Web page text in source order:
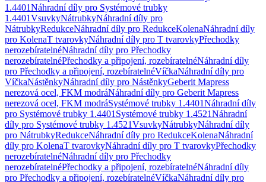
1.4401Náhradní díly pro Systémové trubky
1.4401VsuvkyNátrubkyNáhradní díly pro
NátrubkyRedukceNáhradní díly pro RedukceKolenaNáhradní díly
pro KolenaT tvarovkyNáhradní díly pro T tvarovkyPřechodky
nerozebíratelnéNáhradní díly pro Přechodky
nerozebíratelnéPřechodky a připojení, rozebíratelnéNáhradní díly
pro Přechodky a připojení, rozebíratelnéVíčkaNáhradní díly pro
VíčkaNástěnkyNáhradní díly pro NástěnkyGeberit Mapress
nerezová ocel, FKM modráNáhradní díly pro Geberit Mapress
nerezová ocel, FKM modráSystémové trubky 1.4401Náhradní díly
pro Systémové trubky 1.4401 Systémové trubky 1.4521Náhradní
díly pro Systémové trubky 1.4521VsuvkyNátrubkyNáhradní díly
pro NátrubkyRedukceNáhradní díly pro RedukceKolenaNáhradní
díly pro KolenaT tvarovkyNáhradní díly pro T tvarovkyPřechodky
nerozebíratelnéNáhradní díly pro Přechodky
nerozebíratelnéPřechodky a připojení, rozebíratelnéNáhradní díly
pro Přechodky a připojení, rozebíratelnéVíčkaNáhradní díly pro